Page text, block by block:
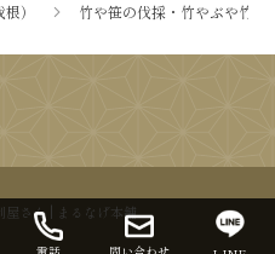
） 竹や笹の伐採・竹やぶや竹林
さん | まるなげ本舗.